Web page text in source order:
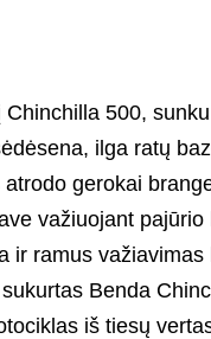
Chinchilla 500,
ilga ratų
gerokai
važiuojant
ir ramus
Benda
iš tiesų